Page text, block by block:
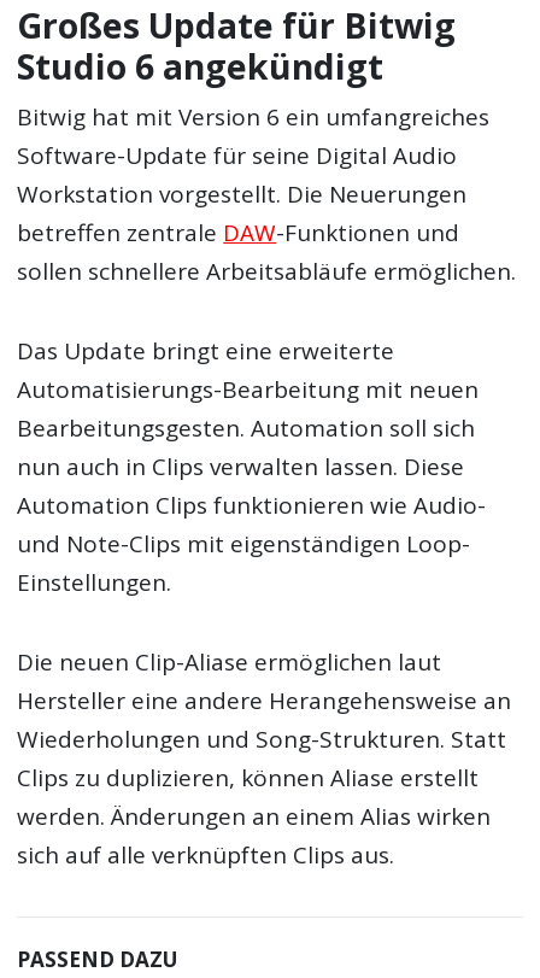
Großes Update für Bitwig
Studio 6 angekündigt
Bitwig hat mit Version 6 ein umfangreiches
Software-Update für seine Digital Audio
Workstation vorgestellt. Die Neuerungen
betreffen zentrale DAW-Funktionen und
sollen schnellere Arbeitsabläufe ermöglichen.
Das Update bringt eine erweiterte
Automatisierungs-Bearbeitung mit neuen
Bearbeitungsgesten. Automation soll sich
nun auch in Clips verwalten lassen. Diese
Automation Clips funktionieren wie Audio-
und Note-Clips mit eigenständigen Loop-
Einstellungen.
Die neuen Clip-Aliase ermöglichen laut
Hersteller eine andere Herangehensweise an
Wiederholungen und Song-Strukturen. Statt
Clips zu duplizieren, können Aliase erstellt
werden. Änderungen an einem Alias wirken
sich auf alle verknüpften Clips aus.
PASSEND DAZU